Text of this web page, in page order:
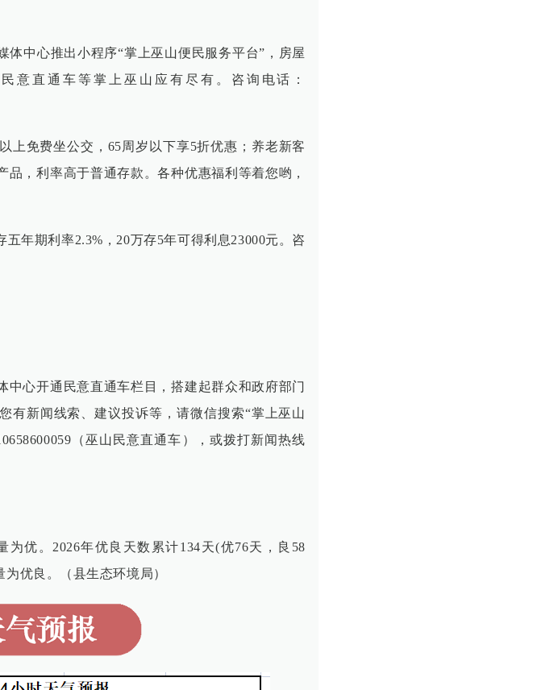
中心推出小程序“掌上巫山便民服务平台”，房屋
意直通车等掌上巫山应有尽有。咨询电话：
免费坐公交，65周岁以下享5折优惠；养老新客
，利率高于普通存款。各种优惠福利等着您哟，
年期利率2.3%，20万存5年可得利息23000元。咨
心开通民意直通车栏目，搭建起群众和政府部门
有新闻线索、建议投诉等，请微信搜索“掌上巫山
（巫山民意直通车），或拨打新闻热线
优。2026年优良天数累计134天(优76天，良58
优良。（县生态环境局）